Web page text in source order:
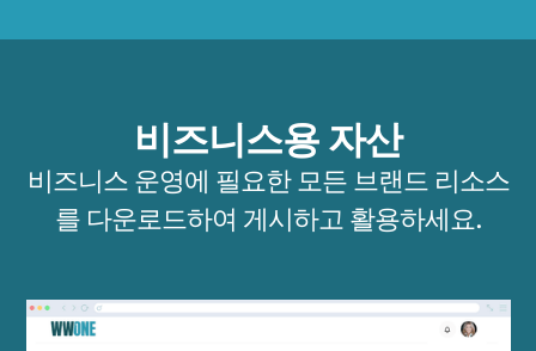
비즈니스용 자산
비즈니스 운영에 필요한 모든 브랜드 리소스
를 다운로드하여 게시하고 활용하세요.